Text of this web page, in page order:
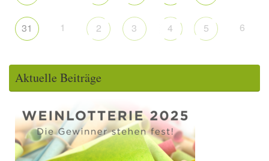
31 1 2 3 4 5 6
Aktuelle Beiträge